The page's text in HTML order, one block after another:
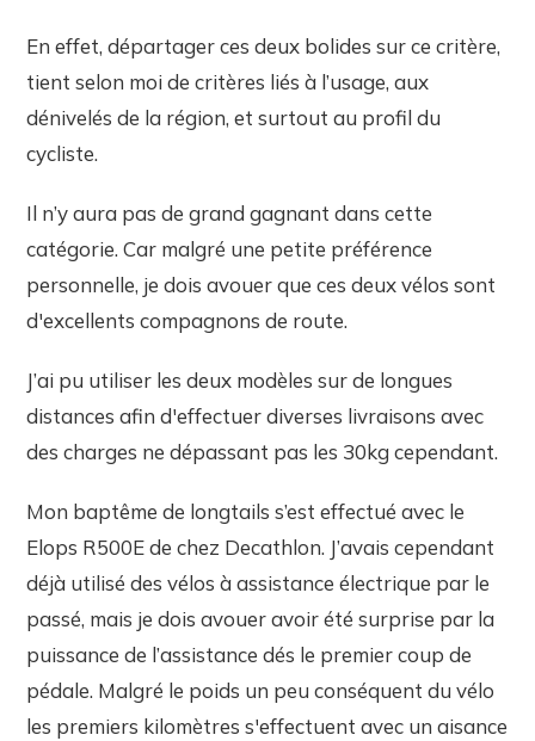
En effet, départager ces deux bolides sur ce critère,
tient selon moi de critères liés à l’usage, aux
dénivelés de la région, et surtout au profil du
cycliste.
Il n’y aura pas de grand gagnant dans cette
catégorie. Car malgré une petite préférence
personnelle, je dois avouer que ces deux vélos sont
d'excellents compagnons de route.
J’ai pu utiliser les deux modèles sur de longues
distances afin d'effectuer diverses livraisons avec
des charges ne dépassant pas les 30kg cependant.
Mon baptême de longtails s’est effectué avec le
Elops R500E de chez Decathlon. J’avais cependant
déjà utilisé des vélos à assistance électrique par le
passé, mais je dois avouer avoir été surprise par la
puissance de l’assistance dés le premier coup de
pédale. Malgré le poids un peu conséquent du vélo
les premiers kilomètres s'effectuent avec un aisance